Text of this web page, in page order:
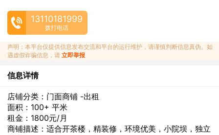
13110181999
拨打电话
声明：本平台仅提供信息发布交流和平台的运行维护，请谨慎判断信息真伪。如
遇虚假诈骗信息，请 立即举报
信息详情
店铺分类：门面商铺 -出租
面积：100+ 平米
租金：1800元/月
商铺描述：适合开茶楼，精装修，环境优美，小院坝，独立